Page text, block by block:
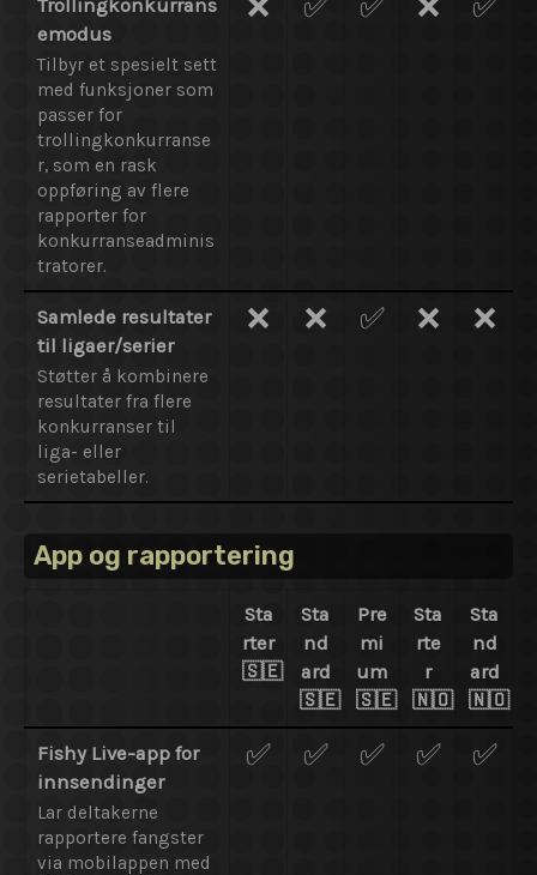
Trollingkonkurrans
emodus
Tilbyr et spesielt sett
med funksjoner som
passer for
trollingkonkurranse
r, som en rask
oppføring av flere
rapporter for
konkurranseadminis
tratorer.
Samlede resultater
til ligaer/serier
Støtter å kombinere
resultater fra flere
konkurranser til
liga- eller
serietabeller.
❌ ❌ ✅ ❌ ❌
App og rapportering
Sta
rter
🇸🇪
Sta
nd
ard
🇸🇪
Pre
mi
um
🇸🇪
Sta
rte
r
🇳🇴
Sta
nd
ard
🇳🇴
Fishy Live-app for
innsendinger
Lar deltakerne
rapportere fangster
via mobilappen med
✅ ✅ ✅ ✅ ✅